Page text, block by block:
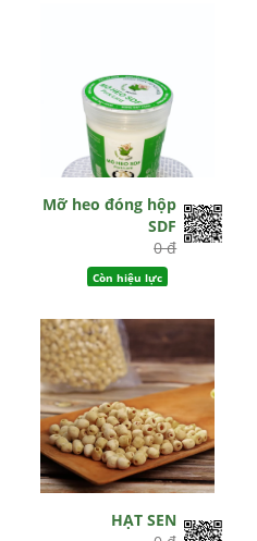
Mỡ heo đóng hộp
SDF
0 đ
Còn hiệu lực
HẠT SEN